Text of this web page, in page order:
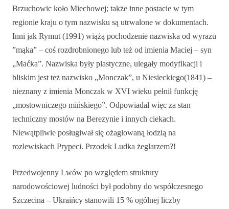
Brzuchowic koło Miechowej; także inne postacie w tym
regionie kraju o tym nazwisku są utrwalone w dokumentach.
Inni jak Rymut (1991) wiążą pochodzenie nazwiska od wyrazu
”mąka” – coś rozdrobnionego lub też od imienia Maciej – syn
„Maćka”. Nazwiska były plastyczne, ulegały modyfikacji i
bliskim jest też nazwisko „Monczak”, u Niesieckiego(1841) –
nieznany z imienia Monczak w XVI wieku pełnił funkcję
„mostowniczego mińskiego”. Odpowiadał więc za stan
techniczny mostów na Berezynie i innych ciekach.
Niewątpliwie posługiwał się ożaglowaną łodzią na
rozlewiskach Prypeci. Przodek Ludka żeglarzem?!
Przedwojenny Lwów po względem struktury
narodowościowej ludności był podobny do współczesnego
Szczecina – Ukraińcy stanowili 15 % ogólnej liczby